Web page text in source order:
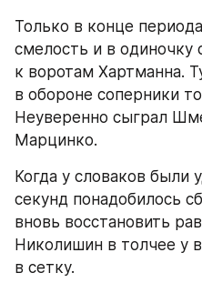
Только в конце
смелость и в
к воротам Хартманна.
в обороне соперники
Неуверенно сыграл
Марцинко.
Когда у словаков были
секунд понадобилось
вновь восстановить
Николишин в толчее у
в сетку.